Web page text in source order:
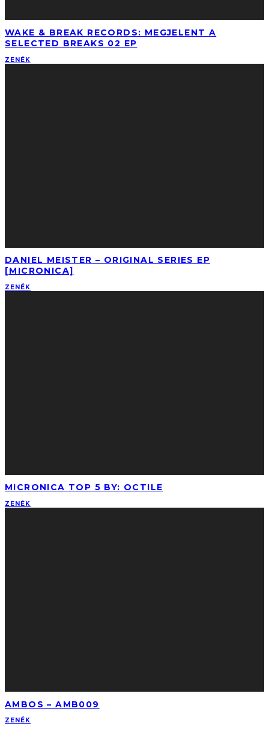
WAKE & BREAK RECORDS: MEGJELENT A
SELECTED BREAKS 02 EP
ZENÉK
DANIEL MEISTER – ORIGINAL SERIES EP
[MICRONICA]
ZENÉK
MICRONICA TOP 5 BY: OCTILE
ZENÉK
AMBOS – AMB009
ZENÉK